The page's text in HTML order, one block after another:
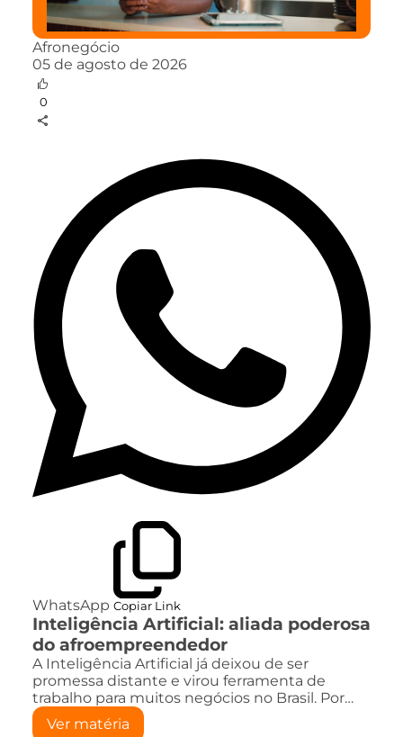
Afronegócio
05 de agosto de 2026
0
WhatsApp Copiar Link
Inteligência Artificial: aliada poderosa
do afroempreendedor
A Inteligência Artificial já deixou de ser
promessa distante e virou ferramenta de
trabalho para muitos negócios no Brasil. Por…
Ver matéria